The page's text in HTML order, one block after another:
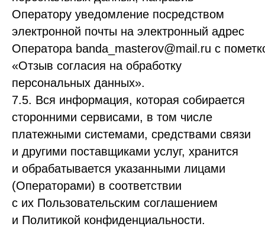
Оператору уведомление посредством
электронной почты на электронный адрес
Оператора banda_masterov@mail.ru с
«Отзыв согласия на обработку
персональных данных».
7.5. Вся информация, которая собирается
сторонними сервисами, в том числе
платежными системами, средствами связи
и другими поставщиками услуг, хранится
и обрабатывается указанными лицами
(Операторами) в соответствии
с их Пользовательским соглашением
и Политикой конфиденциальности.